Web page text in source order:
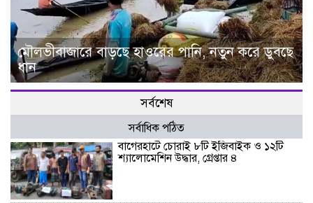
মৌলভীবাজারে বাড়ছে হাওরের পানি, নতুন করে ডুবছে
ধান
সর্বশেষ
সর্বাধিক পঠিত
বাগেরহাটে চোরাই ৮টি ইজিবাইক ও ১২টি
শ্যালোমেশিন উদ্ধার, গ্রেপ্তার ৪